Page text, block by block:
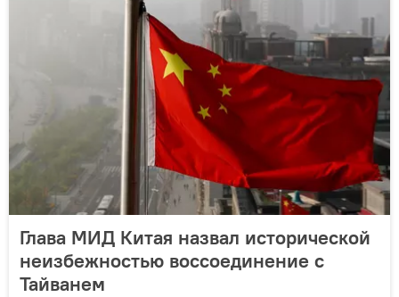
Глава МИД Китая назвал исторической
неизбежностью воссоединение с
Тайванем